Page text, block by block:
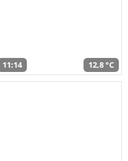
11:14 12,8 °C